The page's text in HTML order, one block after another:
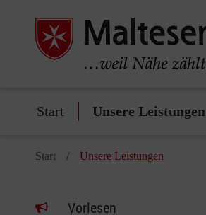
Start Unsere Leistungen
Start Unsere Leistungen
Vorlesen